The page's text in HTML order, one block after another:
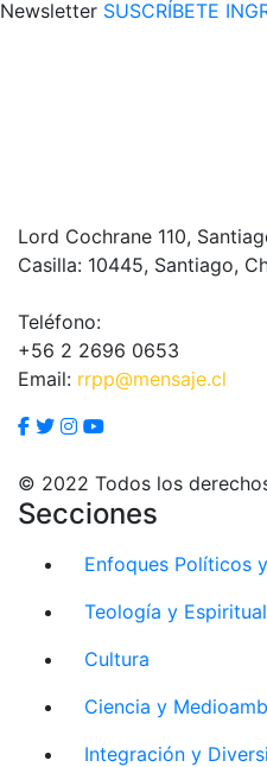
Newsletter SUSCRÍBETE
Lord Cochrane 110,
Casilla: 10445, Santiago,
Teléfono:
+56 2 2696 0653
Email: rrpp@mensaje.cl
© 2022 Todos los
Secciones
Enfoques Políticos
Teología y
Cultura
Ciencia y
Integración y